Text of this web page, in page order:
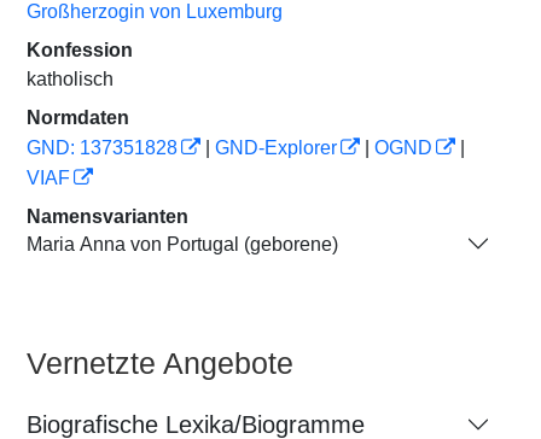
Großherzogin von Luxemburg
Konfession
katholisch
Normdaten
GND: 137351828
GND-Explorer OGND
VIAF
Namensvarianten
Maria Anna von Portugal (geborene)
Vernetzte Angebote
Biografische Lexika/Biogramme